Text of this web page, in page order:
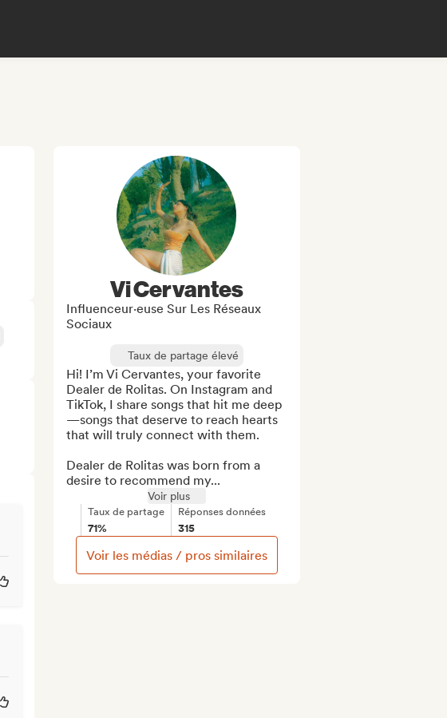
Vi Cervantes
Influenceur·euse Sur Les Réseaux
Sociaux
Taux de partage élevé
Hi! I’m Vi Cervantes, your favorite
Dealer de Rolitas. On Instagram and
TikTok, I share songs that hit me deep
—songs that deserve to reach hearts
that will truly connect with them.
Dealer de Rolitas was born from a
desire to recommend my...
Voir plus
Taux de partage
71%
Réponses données
315
Voir les médias / pros similaires